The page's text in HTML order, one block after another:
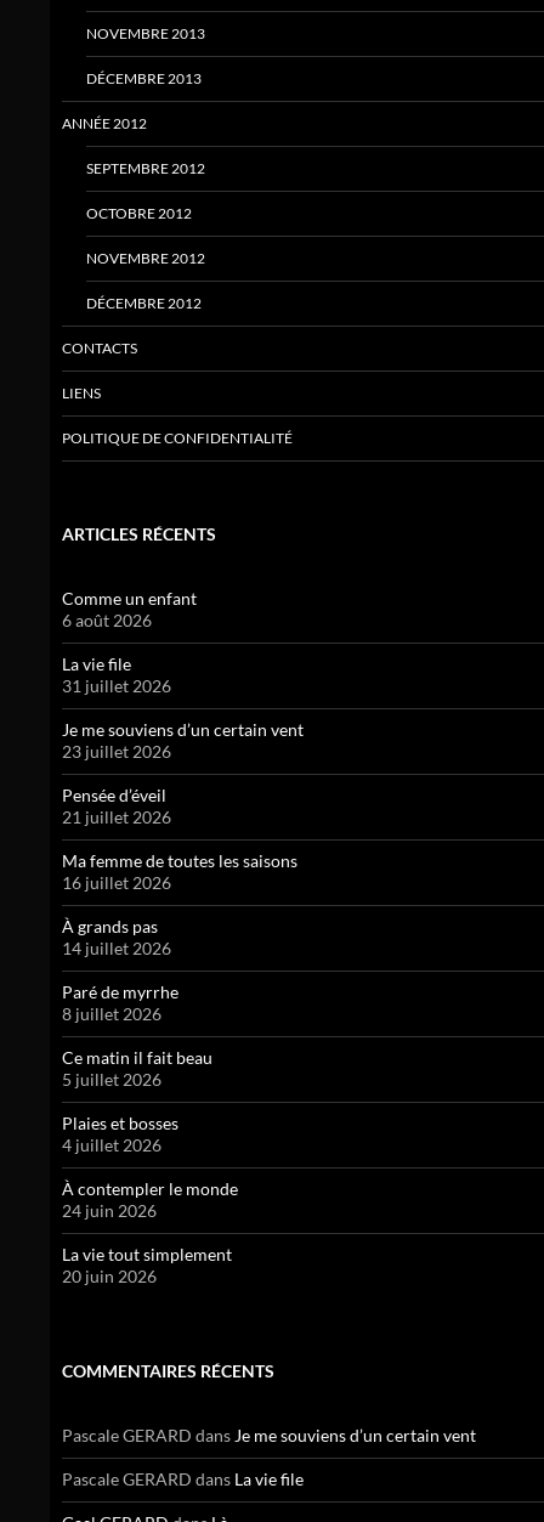
NOVEMBRE 2013
DÉCEMBRE 2013
ANNÉE 2012
SEPTEMBRE 2012
OCTOBRE 2012
NOVEMBRE 2012
DÉCEMBRE 2012
CONTACTS
LIENS
POLITIQUE DE CONFIDENTIALITÉ
ARTICLES RÉCENTS
Comme un enfant
6 août 2026
La vie file
31 juillet 2026
Je me souviens d’un certain vent
23 juillet 2026
Pensée d’éveil
21 juillet 2026
Ma femme de toutes les saisons
16 juillet 2026
À grands pas
14 juillet 2026
Paré de myrrhe
8 juillet 2026
Ce matin il fait beau
5 juillet 2026
Plaies et bosses
4 juillet 2026
À contempler le monde
24 juin 2026
La vie tout simplement
20 juin 2026
COMMENTAIRES RÉCENTS
Pascale GERARD dansJe me souviens d’un certain vent
Pascale GERARD dans La vie file